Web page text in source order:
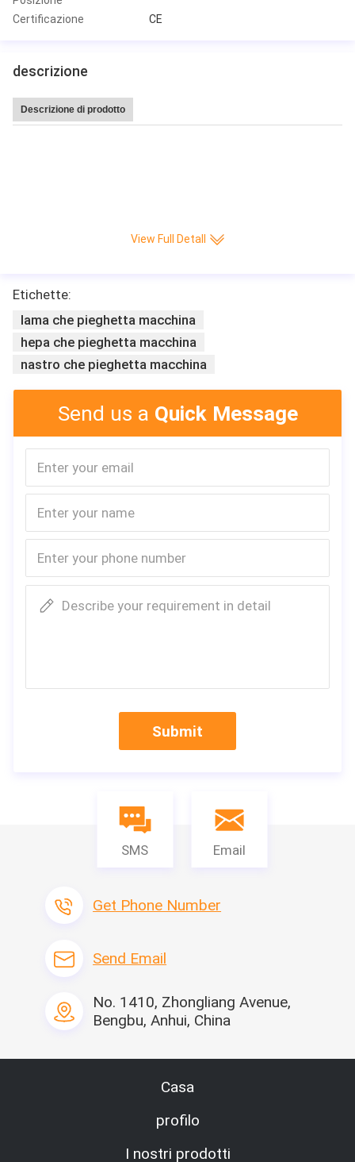
Certificazione CE
descrizione
Descrizione di prodotto
View Full Detall
Etichette:
lama che pieghetta macchina
hepa che pieghetta macchina
nastro che pieghetta macchina
Send us a Quick Message
Describe your requirement in detail
Submit
SMS Email
Get Phone Number
Send Email
No. 1410, Zhongliang Avenue,
Bengbu, Anhui, China
Casa
profilo
I nostri prodotti